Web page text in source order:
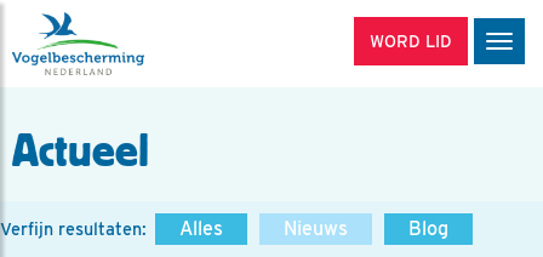
WORD LID
Actueel
Verfijn resultaten: Alles Nieuws
Blog